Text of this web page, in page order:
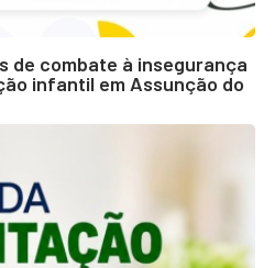
de combate à insegurança
infantil em Assunção do